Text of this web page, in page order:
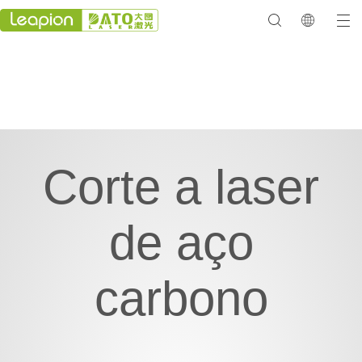
Corte a laser
de aço
carbono